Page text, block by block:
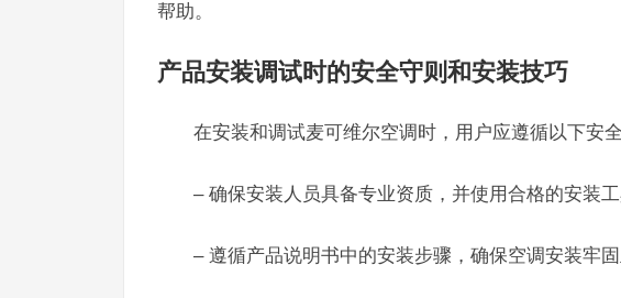
帮助。
产品安装调试时的安全守则和安装技巧
在安装和调试麦可维尔空调时，用户应遵循以下安
– 确保安装人员具备专业资质，并使用合格的安装工
– 遵循产品说明书中的安装步骤，确保空调安装牢固